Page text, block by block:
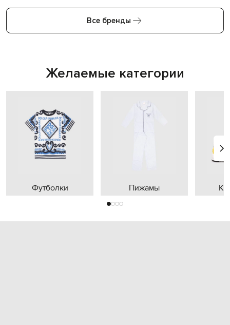
Все бренды
Желаемые категории
Футболки Пижамы